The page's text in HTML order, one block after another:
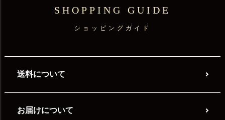
SHOPPING GUIDE
ショッピングガイド
送料について
お届けについて